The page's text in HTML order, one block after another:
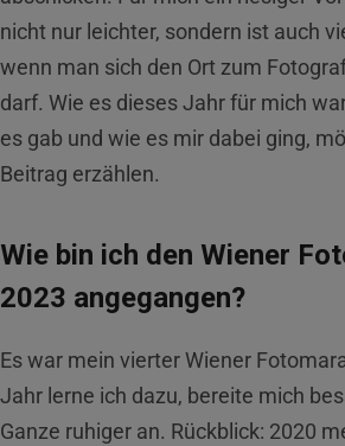
nicht nur leichter, sondern ist auch
wenn man sich den Ort zum
darf. Wie es dieses Jahr für mich
es gab und wie es mir dabei ging,
Beitrag erzählen.
Wie bin ich den Wiener
2023 angegangen?
Es war mein vierter Wiener
Jahr lerne ich dazu, bereite mich
Ganze ruhiger an. Rückblick: 2020